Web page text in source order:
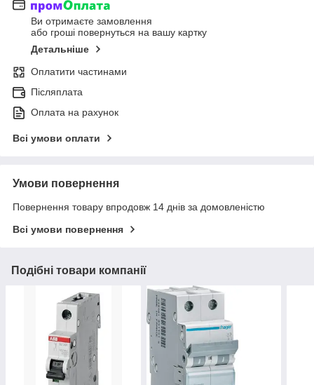
Ви отримаєте замовлення
або гроші повернуться на вашу картку
Детальніше
Оплатити частинами
Післяплата
Оплата на рахунок
Всі умови оплати
Умови повернення
Повернення товару впродовж 14 днів за домовленістю
Всі умови повернення
Подібні товари компанії